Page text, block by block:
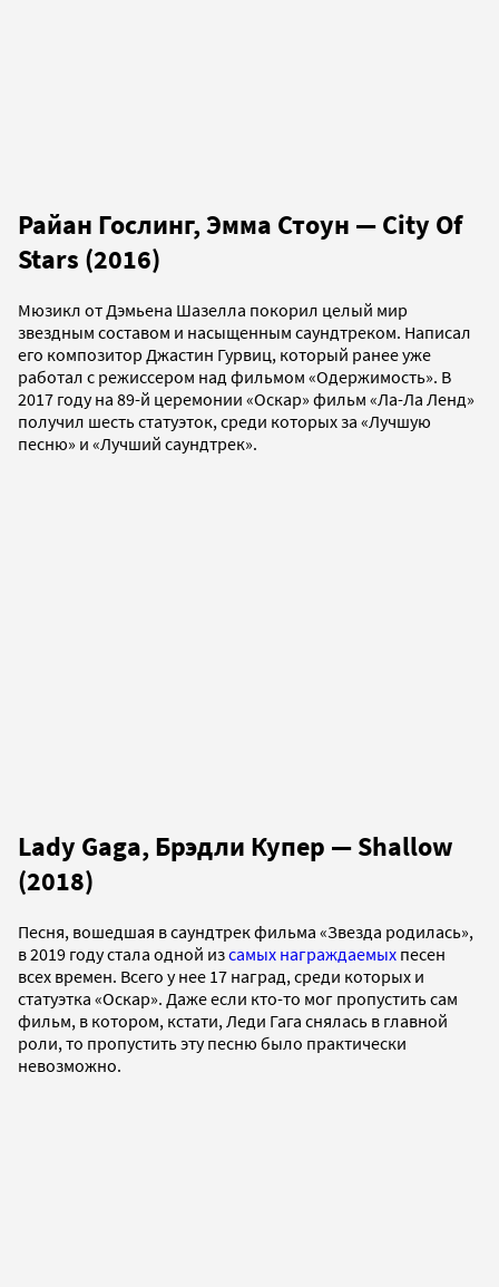
Райан Гослинг, Эмма Стоун — City Of
Stars (2016)
Мюзикл от Дэмьена Шазелла покорил целый мир
звездным составом и насыщенным саундтреком. Написал
его композитор Джастин Гурвиц, который ранее уже
работал с режиссером над фильмом «Одержимость». В
2017 году на 89-й церемонии «Оскар» фильм «Ла-Ла Ленд»
получил шесть статуэток, среди которых за «Лучшую
песню» и «Лучший саундтрек».
Lady Gaga, Брэдли Купер — Shallow
(2018)
Песня, вошедшая в саундтрек фильма «Звезда родилась»,
в 2019 году стала одной изсамых награждаемых песен
всех времен. Всего у нее 17 наград, среди которых и
статуэтка «Оскар». Даже если кто-то мог пропустить сам
фильм, в котором, кстати, Леди Гага снялась в главной
роли, то пропустить эту песню было практически
невозможно.